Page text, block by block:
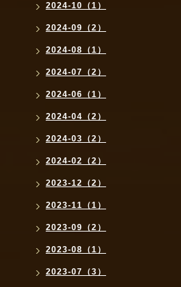
2024-10（1）
2024-09（2）
2024-08（1）
2024-07（2）
2024-06（1）
2024-04（2）
2024-03（2）
2024-02（2）
2023-12（2）
2023-11（1）
2023-09（2）
2023-08（1）
2023-07（3）